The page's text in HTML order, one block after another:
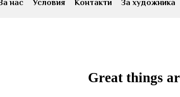
нас Условия Контакти За художника
Great things